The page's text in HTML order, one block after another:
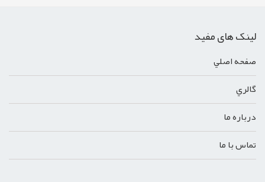
لینک های مفید
صفحه اصلي
گالري
درباره ما
تماس با ما